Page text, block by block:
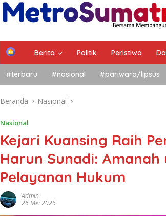
Berita Politik Peristiwa
#terbaru #nasional #pariwara/lipsus
Beranda Nasional
Nasional
Kejari Kuansing Raih
Harun Sunadi:
Pelayanan Hukum
Admin
26 Mei 2026